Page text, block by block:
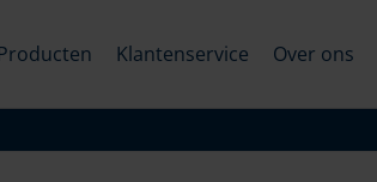
Klantenservice Over ons